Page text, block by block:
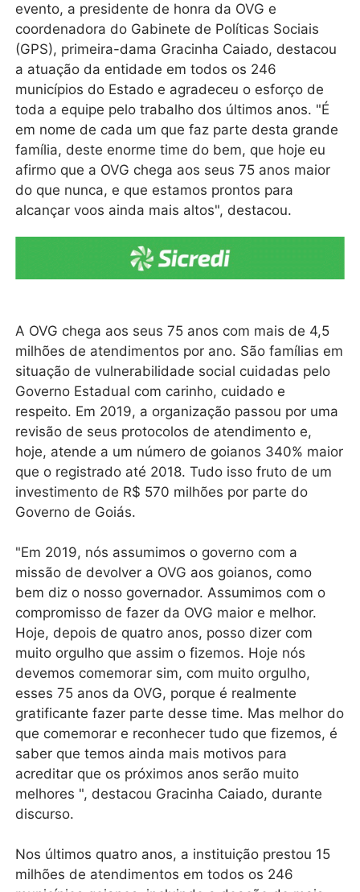
evento, a presidente de honra da OVG e
coordenadora do Gabinete de Políticas Sociais
(GPS), primeira-dama Gracinha Caiado, destacou
a atuação da entidade em todos os 246
municípios do Estado e agradeceu o esforço de
toda a equipe pelo trabalho dos últimos anos. "É
em nome de cada um que faz parte desta grande
família, deste enorme time do bem, que hoje eu
afirmo que a OVG chega aos seus 75 anos maior
do que nunca, e que estamos prontos para
alcançar voos ainda mais altos", destacou.
A OVG chega aos seus 75 anos com mais de 4,5
milhões de atendimentos por ano. São famílias em
situação de vulnerabilidade social cuidadas pelo
Governo Estadual com carinho, cuidado e
respeito. Em 2019, a organização passou por uma
revisão de seus protocolos de atendimento e,
hoje, atende a um número de goianos 340% maior
que o registrado até 2018. Tudo isso fruto de um
investimento de R$ 570 milhões por parte do
Governo de Goiás.
"Em 2019, nós assumimos o governo com a
missão de devolver a OVG aos goianos, como
bem diz o nosso governador. Assumimos com o
compromisso de fazer da OVG maior e melhor.
Hoje, depois de quatro anos, posso dizer com
muito orgulho que assim o fizemos. Hoje nós
devemos comemorar sim, com muito orgulho,
esses 75 anos da OVG, porque é realmente
gratificante fazer parte desse time. Mas melhor do
que comemorar e reconhecer tudo que fizemos, é
saber que temos ainda mais motivos para
acreditar que os próximos anos serão muito
melhores ", destacou Gracinha Caiado, durante
discurso.
Nos últimos quatro anos, a instituição prestou 15
milhões de atendimentos em todos os 246